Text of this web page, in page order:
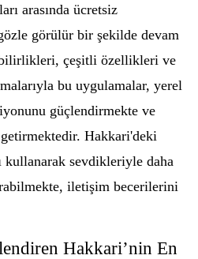
arasında ücretsiz
görülür bir şekilde devam
çeşitli özellikleri ve
bu uygulamalar, yerel
güçlendirmekte ve
Hakkari'deki
kullanarak sevdikleriyle daha
iletişim becerilerini
Hakkari’nin En